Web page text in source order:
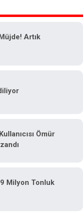
Artık
Ömür
Milyon Tonluk